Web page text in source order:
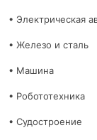
• Электрическая
• Железо и сталь
• Машина
• Робототехника
• Судостроение